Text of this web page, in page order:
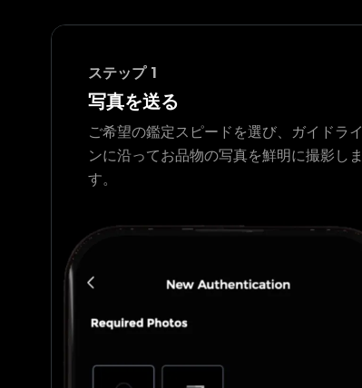
ステップ 1
写真を送る
ご希望の鑑定スピードを選び、ガイドライ
ンに沿ってお品物の写真を鮮明に撮影しま
す。